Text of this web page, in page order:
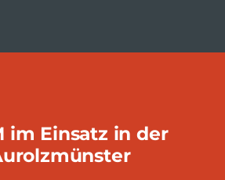
im Einsatz in der